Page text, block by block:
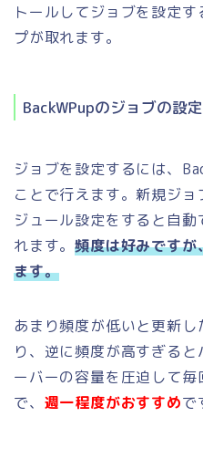
トールしてジョブを設定
プが取れます。
BackWPupのジョブの設
ジョブを設定するには、
ことで行えます。新規ジ
ジュール設定をすると自
れます。頻度は好みです
ます。
あまり頻度が低いと更新
り、逆に頻度が高すぎる
ーバーの容量を圧迫して
で、 週一程度がおすすめで